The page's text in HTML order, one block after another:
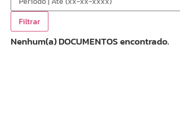
Nenhum(a) DOCUMENTOS encontrado.